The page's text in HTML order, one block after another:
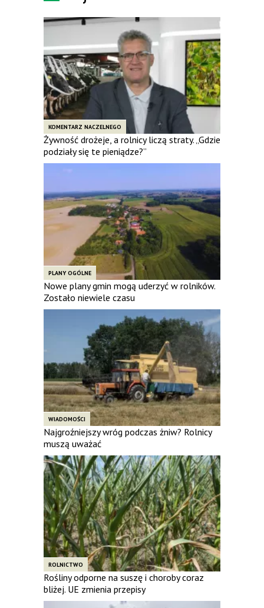
KOMENTARZ NACZELNEGO
Żywność drożeje, a rolnicy liczą straty. „Gdzie
podziały się te pieniądze?”
PLANY OGÓLNE
Nowe plany gmin mogą uderzyć w rolników.
Zostało niewiele czasu
WIADOMOŚCI
Najgroźniejszy wróg podczas żniw? Rolnicy
muszą uważać
ROLNICTWO
Rośliny odporne na suszę i choroby coraz
bliżej. UE zmienia przepisy